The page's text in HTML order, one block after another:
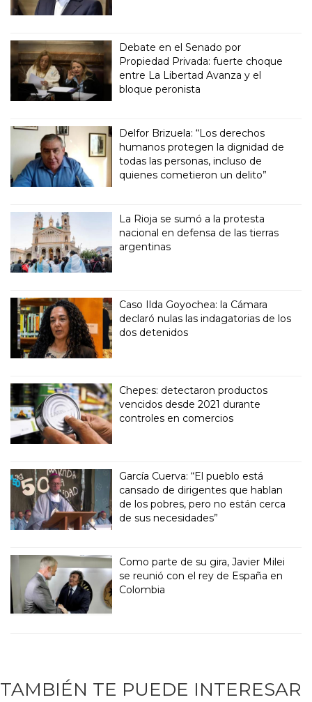
Debate en el Senado por
Propiedad Privada: fuerte choque
entre La Libertad Avanza y el
bloque peronista
Delfor Brizuela: “Los derechos
humanos protegen la dignidad de
todas las personas, incluso de
quienes cometieron un delito”
La Rioja se sumó a la protesta
nacional en defensa de las tierras
argentinas
Caso Ilda Goyochea: la Cámara
declaró nulas las indagatorias de los
dos detenidos
Chepes: detectaron productos
vencidos desde 2021 durante
controles en comercios
García Cuerva: “El pueblo está
cansado de dirigentes que hablan
de los pobres, pero no están cerca
de sus necesidades”
Como parte de su gira, Javier Milei
se reunió con el rey de España en
Colombia
TAMBIÉN TE PUEDE INTERESAR